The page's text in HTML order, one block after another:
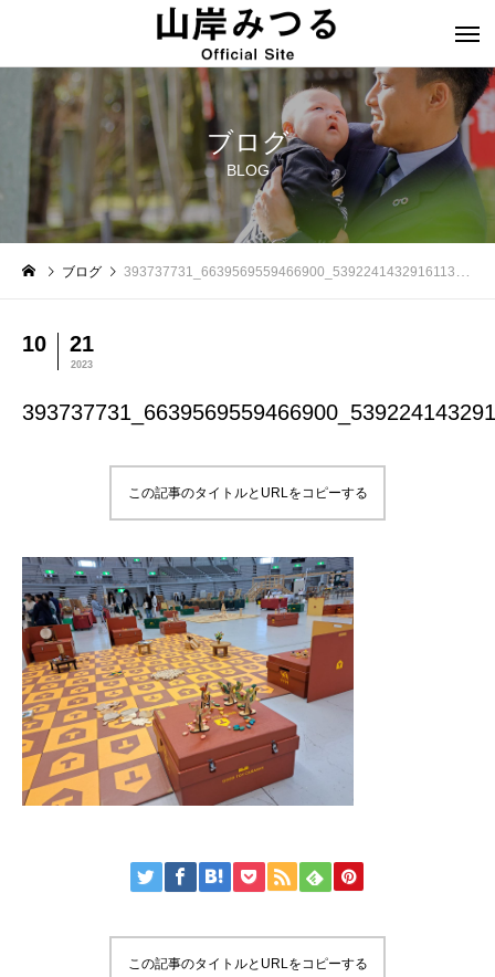
ブログ
BLOG
ブログ 393737731_6639569559466900_5392241432916113006_n
10 21
2023
この記事のタイトルとURLをコピーする
この記事のタイトルとURLをコピーする